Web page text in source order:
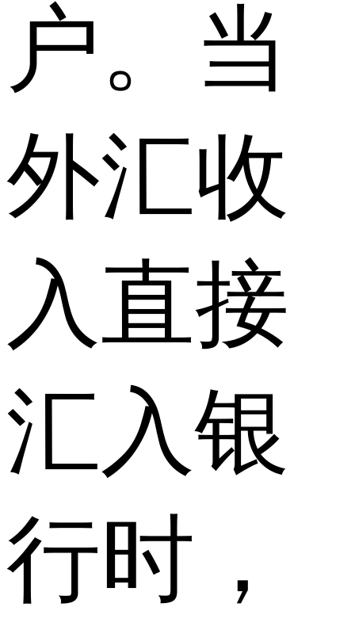
户。当
外汇收
入直接
汇入银
行时，